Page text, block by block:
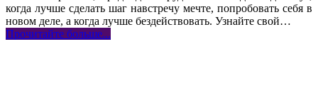
когда лучше сделать шаг навстречу мечте, попробовать себя в
новом деле, а когда лучше бездействовать. Узнайте свой…
Прочитайте больше...